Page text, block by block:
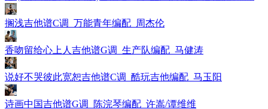
搁浅吉他谱C调_万能青年编配_周杰伦
香吻留给心上人吉他谱G调_生产队编配_马健涛
说好不哭彼此宽恕吉他谱C调_酷玩吉他编配_马玉阳
诗画中国吉他谱G调_陈浣琴编配_许嵩/谭维维